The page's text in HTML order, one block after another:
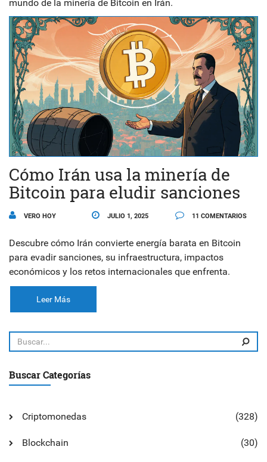
mundo de la minería de Bitcoin en Irán.
Cómo Irán usa la minería de
Bitcoin para eludir sanciones
VERO HOY JULIO 1, 2025 11 COMENTARIOS
Descubre cómo Irán convierte energía barata en Bitcoin
para evadir sanciones, su infraestructura, impactos
económicos y los retos internacionales que enfrenta.
Leer Más
Buscar Categorías
Criptomonedas (328)
Blockchain (30)